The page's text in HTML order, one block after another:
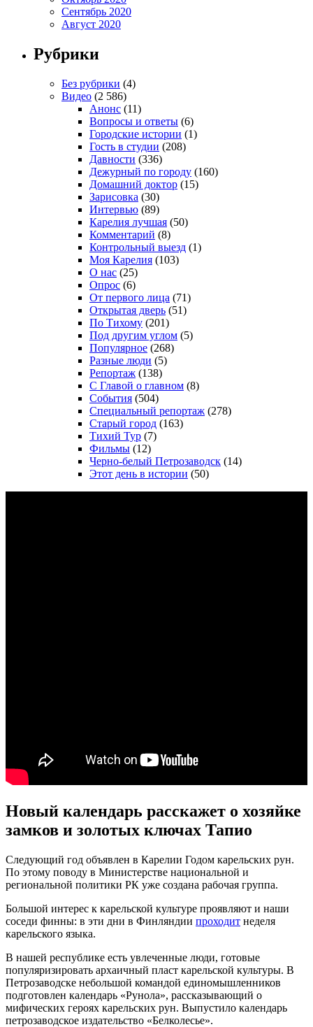
Сентябрь 2020
Август 2020
Рубрики
Без рубрики (4)
Видео (2 586)
Анонс (11)
Вопросы и ответы (6)
Городские истории (1)
Гость в студии (208)
Давности (336)
Дежурный по городу (160)
Домашний доктор (15)
Зарисовка (30)
Интервью (89)
Карелия лучшая (50)
Комментарий (8)
Контрольный выезд (1)
Моя Карелия (103)
О нас (25)
Опрос (6)
От первого лица (71)
Открытая дверь (51)
По Тихому (201)
Под другим углом (5)
Популярное (268)
Разные люди (5)
Репортаж (138)
С Главой о главном (8)
События (504)
Специальный репортаж (278)
Старый город (163)
Тихий Тур (7)
Фильмы (12)
Черно-белый Петрозаводск (14)
Этот день в истории (50)
Новый календарь расскажет о хозяйке
замков и золотых ключах Тапио
Следующий год объявлен в Карелии Годом карельских рун.
По этому поводу в Министерстве национальной и
региональной политики РК уже создана рабочая группа.
Большой интерес к карельской культуре проявляют и наши
соседи финны: в эти дни в Финляндии проходит неделя
карельского языка.
В нашей республике есть увлеченные люди, готовые
популяризировать архаичный пласт карельской культуры. В
Петрозаводске небольшой командой единомышленников
подготовлен календарь «Рунола», рассказывающий о
мифических героях карельских рун. Выпустило календарь
петрозаводское издательство «Белколесье».